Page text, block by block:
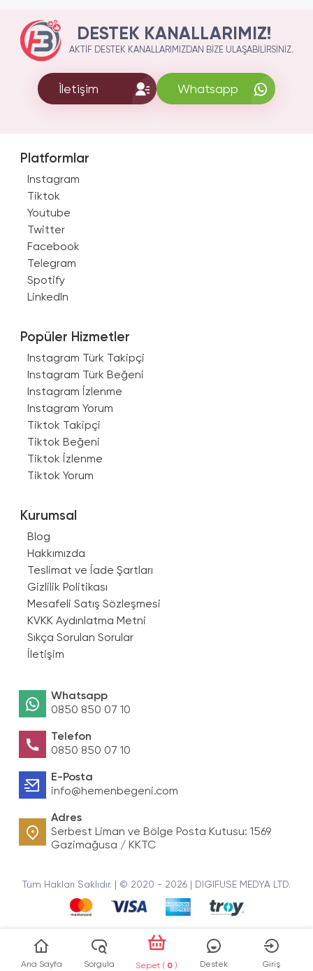
DESTEK KANALLARIMIZ!
AKTIF DESTEK KANALLARIMIZDAN BIZE ULAŞABILIRSINIZ.
İletişim Whatsapp
Platformlar
Instagram
Tiktok
Youtube
Twitter
Facebook
Telegram
Spotify
LinkedIn
Popüler Hizmetler
Instagram Türk Takipçi
Instagram Türk Beğeni
Instagram İzlenme
Instagram Yorum
Tiktok Takipçi
Tiktok Beğeni
Tiktok İzlenme
Tiktok Yorum
Kurumsal
Blog
Hakkımızda
Teslimat ve İade Şartları
Gizlilik Politikası
Mesafeli Satış Sözleşmesi
KVKK Aydınlatma Metni
Sıkça Sorulan Sorular
İletişim
Whatsapp
0850 850 07 10
Telefon
0850 850 07 10
E-Posta
info@hemenbegeni.com
Adres
Serbest Liman ve Bölge Posta Kutusu: 1569
Gazimağusa / KKTC
Tüm Hakları Saklıdır. | © 2020 - 2026 | DIGIFUSE MEDYA LTD.
Ana Sayfa Sorgula Sepet ( 0 ) Destek Giriş